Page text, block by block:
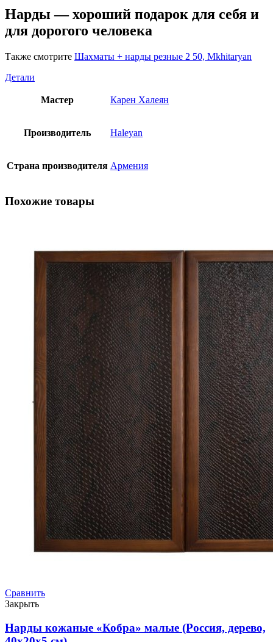
Нарды — хороший подарок для себя и
для дорогого человека
Также смотрите Шахматы + нарды резные 2 50, Mkhitaryan
Детали
Мастер Карен Халеян
Производитель Haleyan
Страна производителя Армения
Похожие товары
Сравнить
Закрыть
Нарды кожаные «Кобра» малые (Россия, дерево,